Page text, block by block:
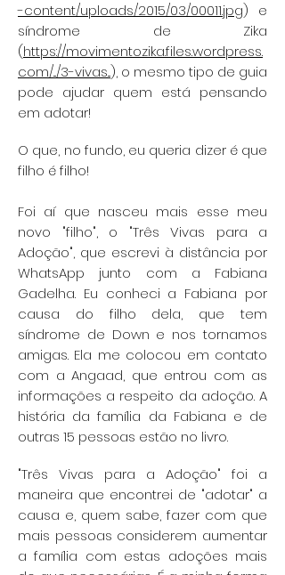
-content/uploads/2015/03/00011.jpg) e
síndrome de Zika
(https://movimentozika.files.wordpress.
com/.../3-vivas...), o mesmo tipo de guia
pode ajudar quem está pensando
em adotar!
O que, no fundo, eu queria dizer é que
filho é filho!
Foi aí que nasceu mais esse meu
novo "filho", o "Três Vivas para a
Adoção", que escrevi à distância por
WhatsApp junto com a Fabiana
Gadelha. Eu conheci a Fabiana por
causa do filho dela, que tem
síndrome de Down e nos tornamos
amigas. Ela me colocou em contato
com a Angaad, que entrou com as
informações a respeito da adoção. A
história da família da Fabiana e de
outras 15 pessoas estão no livro.
"Três Vivas para a Adoção" foi a
maneira que encontrei de "adotar" a
causa e, quem sabe, fazer com que
mais pessoas considerem aumentar
a família com estas adoções mais